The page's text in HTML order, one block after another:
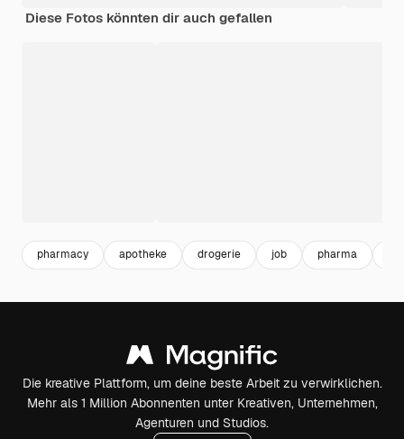
Diese Fotos könnten dir auch gefallen
pharmacy apotheke drogerie job pharma
Die kreative Plattform, um deine beste Arbeit zu verwirklichen.
Mehr als 1 Million Abonnenten unter Kreativen, Unternehmen,
Agenturen und Studios.